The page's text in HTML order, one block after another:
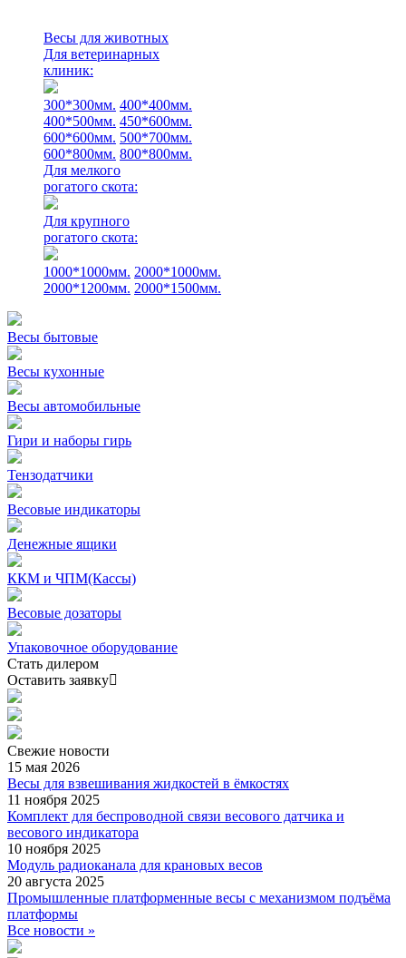
Весы для животных
Для ветеринарных
клиник:
300*300мм. 400*400мм.
400*500мм. 450*600мм.
600*600мм. 500*700мм.
600*800мм. 800*800мм.
Для мелкого
рогатого скота:
Для крупного
рогатого скота:
1000*1000мм. 2000*1000мм.
2000*1200мм. 2000*1500мм.
Весы бытовые
Весы кухонные
Весы автомобильные
Гири и наборы гирь
Тензодатчики
Весовые индикаторы
Денежные ящики
ККМ и ЧПМ(Кассы)
Весовые дозаторы
Упаковочное оборудование
Стать дилером
Оставить заявку
Свежие новости
15 мая 2026
Весы для взвешивания жидкостей в ёмкостях
11 ноября 2025
Комплект для беспроводной связи весового датчика и
весового индикатора
10 ноября 2025
Модуль радиоканала для крановых весов
20 августа 2025
Промышленные платформенные весы с механизмом подъёма
платформы
Все новости »